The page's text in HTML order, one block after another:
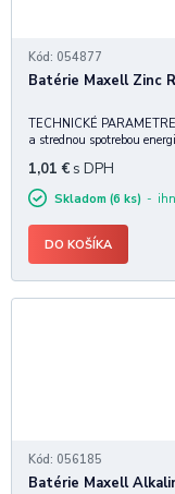
Kód: 054877
Batérie Maxell Zinc
TECHNICKÉ
a strednou spotrebou
1,01 € s DPH
Skladom (6 ks)
DO KOŠÍKA
Kód: 056185
Batérie Maxell